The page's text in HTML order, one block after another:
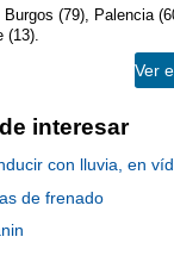
(79), Palencia
(13).
Ver
interesar
con lluvia, en
de frenado